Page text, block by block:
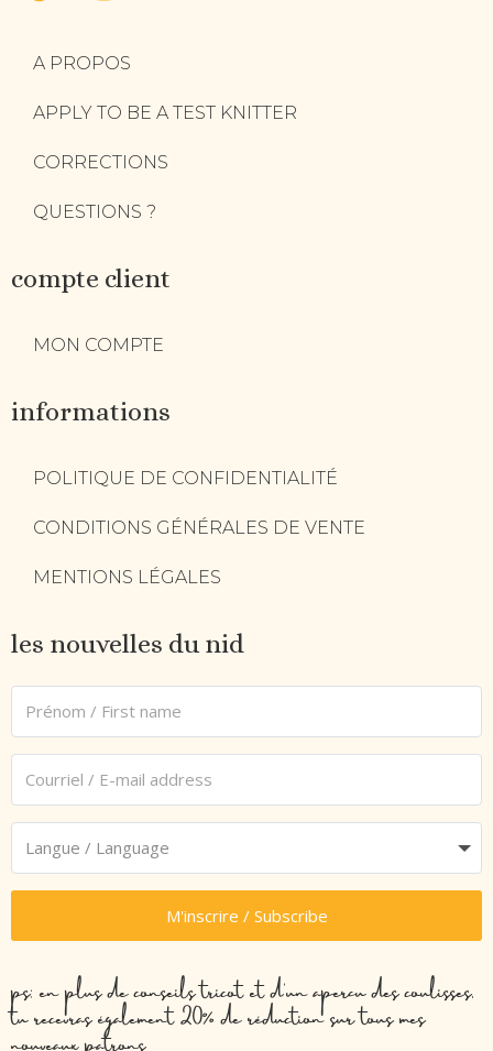
A PROPOS
APPLY TO BE A TEST KNITTER
CORRECTIONS
QUESTIONS ?
compte client
MON COMPTE
informations
POLITIQUE DE CONFIDENTIALITÉ
CONDITIONS GÉNÉRALES DE VENTE
MENTIONS LÉGALES
les nouvelles du nid
M'inscrire / Subscribe
ps: en plus de conseils tricot et d’un aperçu des coulisses,
tu recevras également 20% de réduction sur tous mes